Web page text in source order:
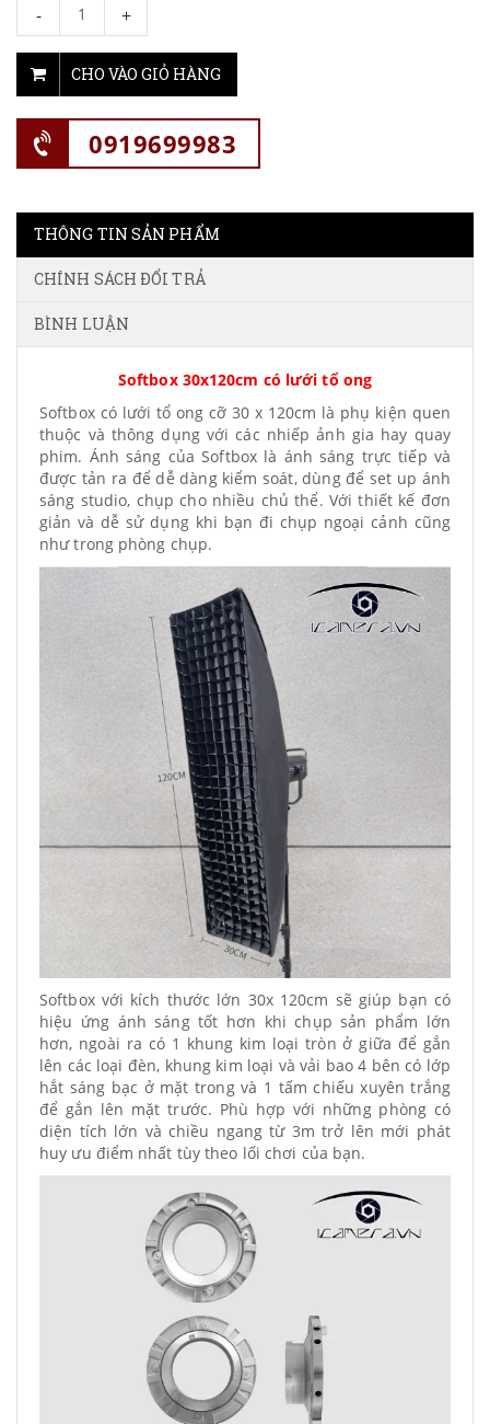
- +
CHO VÀO GIỎ HÀNG
0919699983
THÔNG TIN SẢN PHẨM
CHÍNH SÁCH ĐỔI TRẢ
BÌNH LUẬN
Softbox 30x120cm có lưới tổ ong
Softbox có lưới tổ ong cỡ 30 x 120cm là phụ kiện quen
thuộc và thông dụng với các nhiếp ảnh gia hay quay
phim. Ánh sáng của Softbox là ánh sáng trực tiếp và
được tản ra để dễ dàng kiểm soát, dùng để set up ánh
sáng studio, chụp cho nhiều chủ thể. Với thiết kế đơn
giản và dễ sử dụng khi bạn đi chụp ngoại cảnh cũng
như trong phòng chụp.
Softbox với kích thước lớn 30x 120cm sẽ giúp bạn có
hiệu ứng ánh sáng tốt hơn khi chụp sản phẩm lớn
hơn, ngoài ra có 1 khung kim loại tròn ở giữa để gắn
lên các loại đèn, khung kim loại và vải bao 4 bên có lớp
hắt sáng bạc ở mặt trong và 1 tấm chiếu xuyên trắng
để gắn lên mặt trước. Phù hợp với những phòng có
diện tích lớn và chiều ngang từ 3m trở lên mới phát
huy ưu điểm nhất tùy theo lối chơi của bạn.